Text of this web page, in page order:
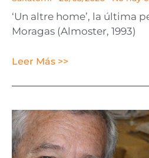
‘Un altre home’, la última
Moragas (Almoster, 1993)
Leer Más >>